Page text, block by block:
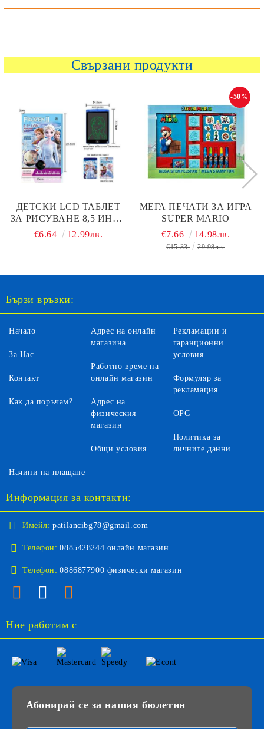
Свързани продукти
ДЕТСКИ LCD ТАБЛЕТ
ЗА РИСУВАНЕ 8,5 ИНЧА
FROZEN
€6.64 12.99лв.
МЕГА ПЕЧАТИ ЗА ИГРА
SUPER MARIO
-50%
€7.66 14.98лв.
€15.33 29.98лв.
Бързи връзки:
Начало
За Нас
Контакт
Как да поръчам?
Адрес на онлайн
магазина
Работно време на
онлайн магазин
Адрес на
физическия
магазин
Общи условия
Рекламации и
гаранционни
условия
Формуляр за
рекламация
ОРС
Политика за
личните данни
Начини на плащане
Информация за контакти:
Имейл: patilancibg78@gmail.com
Телефон: 0885428244 онлайн магазин
Телефон: 0886877900 физически магазин
Ние работим с
Абонирай се за нашия бюлетин